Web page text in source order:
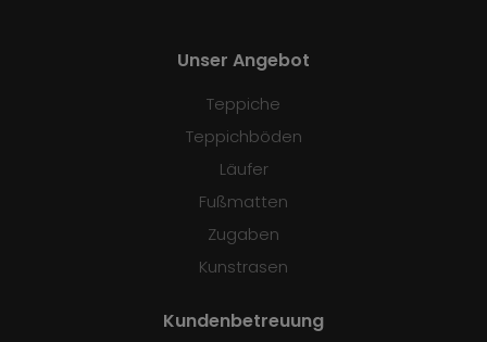
Unser Angebot
Teppiche
Teppichböden
Läufer
Fußmatten
Zugaben
Kunstrasen
Kundenbetreuung